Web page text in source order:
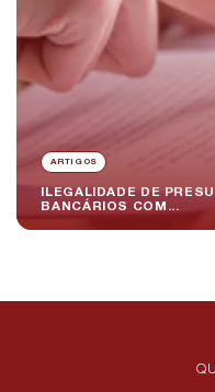
ARTIGOS
ILEGALIDADE DE
BANCÁRIOS COM...